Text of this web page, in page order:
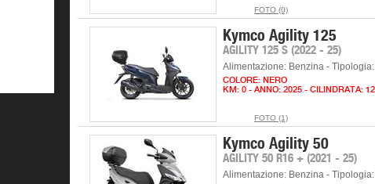
FOTO (0)
Kymco Agility 125
AGILITY 125 S (2022 - 25)
Alimentazione: Benzina -
COLORE: NERO
KM: 0 - ANNO: 2025 - CILINDRATA:
FOTO (1)
Kymco Agility 50
AGILITY 50 R16 + (2021 - 25)
Alimentazione: Benzina -